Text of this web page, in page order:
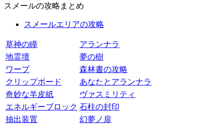
スメールの攻略まとめ
スメールエリアの攻略
草神の瞳
アランナラ
地霊壇
夢の樹
ワープ
森林書の攻略
クリップボード
あなたとアランナラ
奇妙な羊皮紙
ヴァスミリティ
エネルギーブロック 石柱の封印
抽出装置
幻夢ノ扉